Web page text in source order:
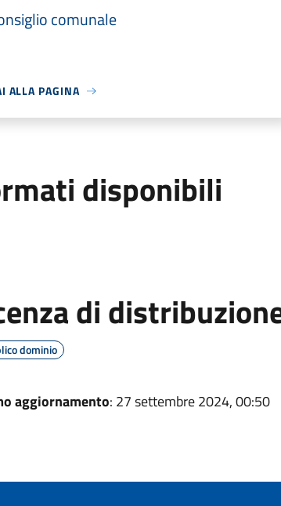
comunale
ALLA PAGINA
disponibili
di
dominio
aggiornamento: 27 settembre 2024, 00:50